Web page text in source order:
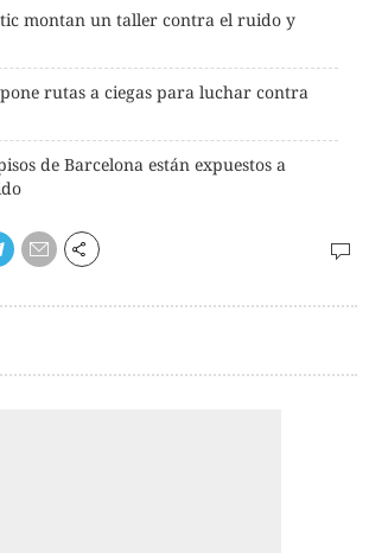
montan un taller contra el ruido y
rutas a ciegas para luchar contra
de Barcelona están expuestos a